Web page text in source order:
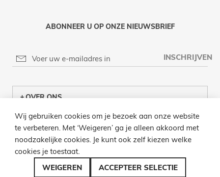
ABONNEER U OP ONZE NIEUWSBRIEF
INSCHRIJVEN
OVER ONS
KLANTENCENTRUM
INFO
BEL ONS
Wij gebruiken cookies om je bezoek aan onze website
te verbeteren. Met ‘Weigeren’ ga je alleen akkoord met
noodzakelijke cookies. Je kunt ook zelf kiezen welke
cookies je toestaat.
WEIGEREN
ACCEPTEER SELECTIE